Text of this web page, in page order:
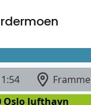
Framme
Oslo lufthavn